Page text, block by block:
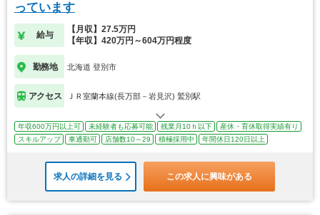
っています
給与
【月収】27.5万円
【年収】420万円～604万円程度
勤務地 北海道 登別市
アクセス ＪＲ室蘭本線(長万部－岩見沢) 鷲別駅
年収600万円以上可 未経験者も応募可能 残業月10ｈ以下
産休・育休取得実績有り
スキルアップ
車通勤可 店舗数10～29 積極採用中 年間休日120日以上
求人の詳細を見る この求人に興味がある